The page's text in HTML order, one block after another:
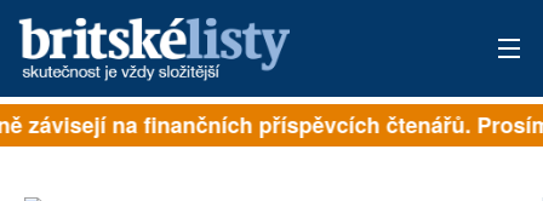
PŘIHLÁSIT
závisejí na finančních příspěvcích čtenářů.